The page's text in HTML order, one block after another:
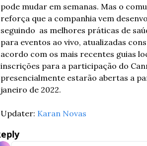
pode mudar em semanas. Mas o
reforça que a companhia vem
seguindo  as melhores práticas de
para eventos ao vivo, atualizadas
acordo com os mais recentes guias
inscrições para a participação do
presencialmente estarão abertas a
janeiro de 2022.
Updater: Karan Novas